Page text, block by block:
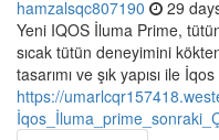
hamzalsqc807190 29
Yeni IQOS İluma Prime,
sıcak tütün deneyimini
tasarımı ve şık yapısı ile
https://